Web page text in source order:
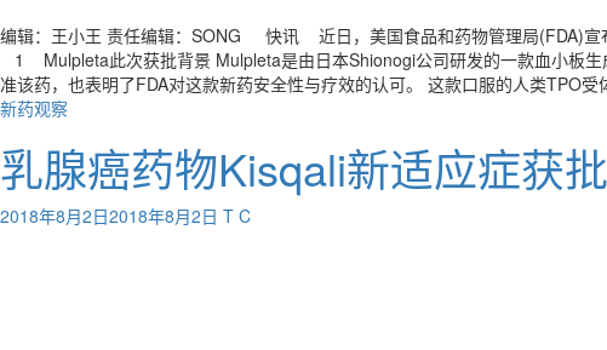
编辑：王小王 责任编辑：SONG 快讯 近日，美国食品和药物管理局(FDA)宣
1 Mulpleta此次获批背景 Mulpleta是由日本Shionogi公司研发的一款血小板
准该药，也表明了FDA对这款新药安全性与疗效的认可。 这款口服的人类TPO
新药观察
乳腺癌药物Kisqali新适应症获批
2018年8月2日2018年8月2日 T C